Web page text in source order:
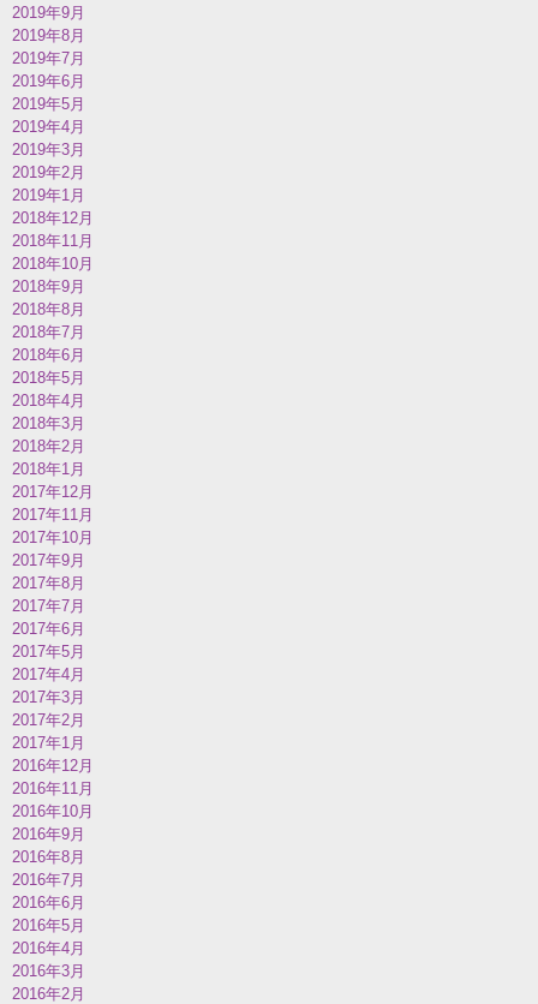
2019年9月
2019年8月
2019年7月
2019年6月
2019年5月
2019年4月
2019年3月
2019年2月
2019年1月
2018年12月
2018年11月
2018年10月
2018年9月
2018年8月
2018年7月
2018年6月
2018年5月
2018年4月
2018年3月
2018年2月
2018年1月
2017年12月
2017年11月
2017年10月
2017年9月
2017年8月
2017年7月
2017年6月
2017年5月
2017年4月
2017年3月
2017年2月
2017年1月
2016年12月
2016年11月
2016年10月
2016年9月
2016年8月
2016年7月
2016年6月
2016年5月
2016年4月
2016年3月
2016年2月